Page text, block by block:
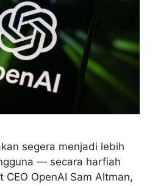
segera menjadi lebih
— secara harfiah
CEO OpenAI Sam Altman,